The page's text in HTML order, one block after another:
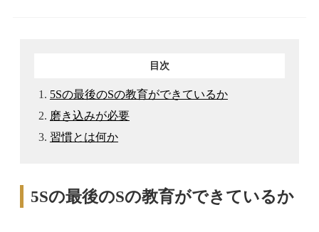
目次
5Sの最後のSの教育ができているか
磨き込みが必要
習慣とは何か
5Sの最後のSの教育ができているか